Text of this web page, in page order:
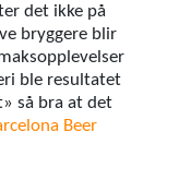
det ikke på
bryggere blir
ble resultatet
så bra at det
Beer